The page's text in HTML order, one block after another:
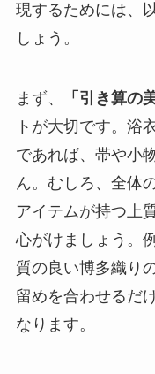
現するためには、
しょう。
まず、 「引き算の
ト が大切です。浴
であれば、帯や小
ん。むしろ、全体
アイテムが持つ上
心がけましょう。
質の良い博多織り
留めを合わせるだ
なります。